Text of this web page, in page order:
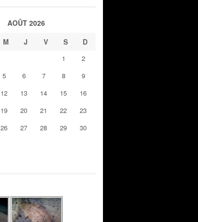
AOÛT 2026
M J V S D
1
2
5 6 7 8
9
12 13 14 15
16
19 20 21 22
23
26 27 28 29
30